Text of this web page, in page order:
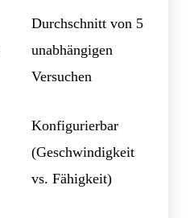
Durchschnitt von 5
unabhängigen
Versuchen
Konfigurierbar
(Geschwindigkeit
vs. Fähigkeit)